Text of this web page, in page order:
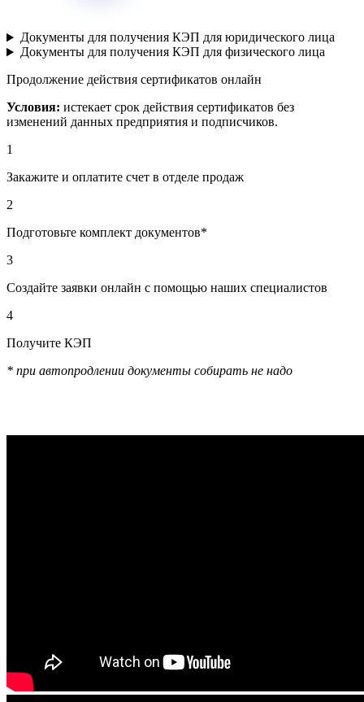
Документы для получения КЭП для юридического лица
Документы для получения КЭП для физического лица
Продолжение действия сертификатов онлайн
Условия: истекает срок действия сертификатов без
изменений данных предприятия и подписчиков.
1
Закажите и оплатите счет в отделе продаж
2
Подготовьте комплект документов*
3
Создайте заявки онлайн с помощью наших специалистов
4
Получите КЭП
* при автопродлении документы собирать не надо